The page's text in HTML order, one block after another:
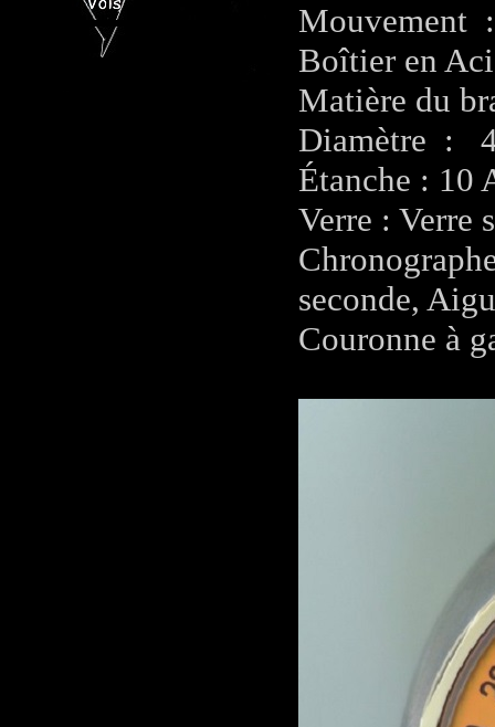
Mouvement
Boîtier en
Matière du
Diamètre :
Étanche : 10
Verre : Verre
seconde,
Couronne à